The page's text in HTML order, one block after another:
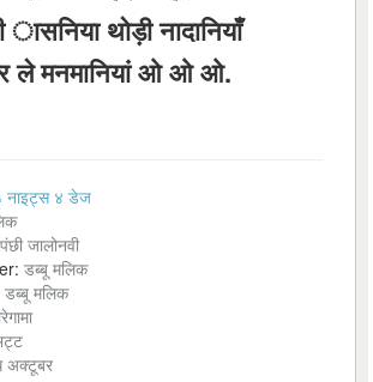
ासनिया थोड़ी नादानियाँ
ले मनमानियां ओ ओ ओ.
नाइट्स ४ डेज
पंछी जालोनवी
डब्बू मलिक
डब्बू मलिक
अक्टूबर